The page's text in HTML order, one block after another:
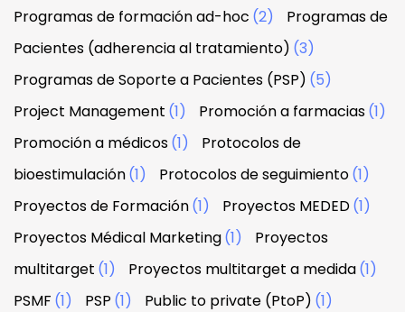
Programas de formación ad-hoc (2)
Programas de
Pacientes (adherencia al tratamiento) (3)
Programas de Soporte a Pacientes (PSP) (5)
Project Management (1) Promoción a farmacias(1)
Promoción a médicos(1)
Protocolos de
bioestimulación(1) Protocolos de seguimiento(1)
Proyectos de Formación(1) Proyectos MEDED(1)
Proyectos Médical Marketing(1)
Proyectos
multitarget (1) Proyectos multitarget a medida(1)
PSMF (1) PSP (1) Public to private (PtoP) (1)